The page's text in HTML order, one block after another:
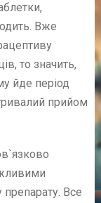
Вже
то значить,
йде період
прийом
Все